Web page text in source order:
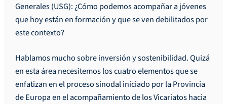
Generales (USG): ¿Cómo podemos acompañar a jóvenes
que hoy están en formación y que se ven debilitados por
este contexto?
Hablamos mucho sobre inversión y sostenibilidad. Quizá
en esta área necesitemos los cuatro elementos que se
enfatizan en el proceso sinodal iniciado por la Provincia
de Europa en el acompañamiento de los Vicariatos hacia